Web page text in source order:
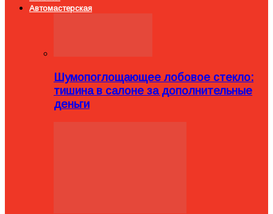
Автомастерская
Шумопоглощающее лобовое стекло:
тишина в салоне за дополнительные
деньги